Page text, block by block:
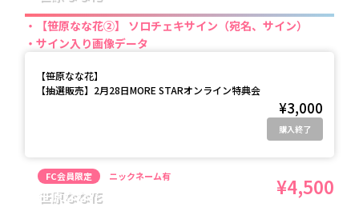
【笹原なな花②】 ソロチェキサイン（宛名、サイン）
サイン入り画像データ
【笹原なな花】
【抽選販売】2月28日MORE STARオンライン特典会
¥3,000
購入終了
FC会員限定 ニックネーム有
笹原なな花 ¥4,500